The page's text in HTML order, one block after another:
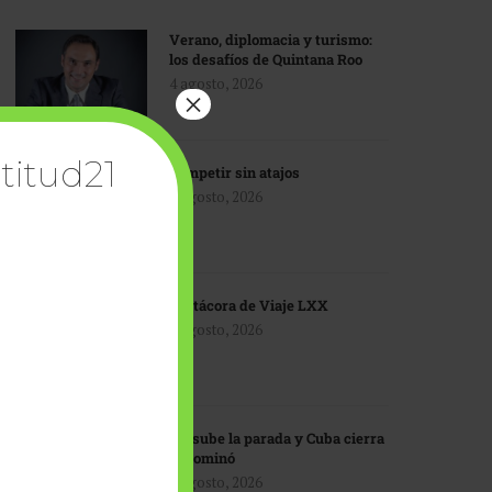
Verano, diplomacia y turismo:
los desafíos de Quintana Roo
4 agosto, 2026
Competir sin atajos
4 agosto, 2026
Bitácora de Viaje LXX
3 agosto, 2026
EU sube la parada y Cuba cierra
el dominó
3 agosto, 2026
×